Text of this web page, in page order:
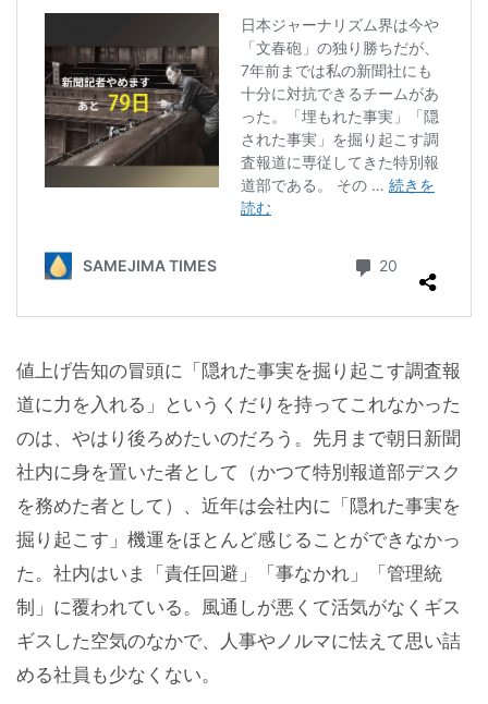
値上げ告知の冒頭に「隠れた事実を掘り起こす調査報
道に力を入れる」というくだりを持ってこれなかった
のは、やはり後ろめたいのだろう。先月まで朝日新聞
社内に身を置いた者として（かつて特別報道部デスク
を務めた者として）、近年は会社内に「隠れた事実を
掘り起こす」機運をほとんど感じることができなかっ
た。社内はいま「責任回避」「事なかれ」「管理統
制」に覆われている。風通しが悪くて活気がなくギス
ギスした空気のなかで、人事やノルマに怯えて思い詰
める社員も少なくない。